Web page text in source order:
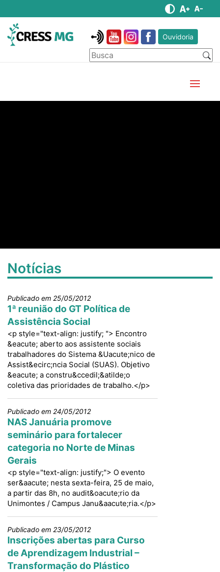
Ouvidoria
Notícias
Publicado em 25/05/2012
1ª reunião do GT Política de
Assistência Social
<p style="text-align: justify; "> Encontro
&eacute; aberto aos assistente sociais
trabalhadores do Sistema &Uacute;nico de
Assist&ecirc;ncia Social (SUAS). Objetivo
&eacute; a constru&ccedil;&atilde;o
coletiva das prioridades de trabalho.</p>
Publicado em 24/05/2012
NAS Januária promove
seminário para fortalecer
categoria no Norte de Minas
Gerais
<p style="text-align: justify;"> O evento
ser&aacute; nesta sexta-feira, 25 de maio,
a partir das 8h, no audit&oacute;rio da
Unimontes / Campus Janu&aacute;ria.</p>
Publicado em 23/05/2012
Inscrições abertas para Curso
de Aprendizagem Industrial –
Transformação do Plástico